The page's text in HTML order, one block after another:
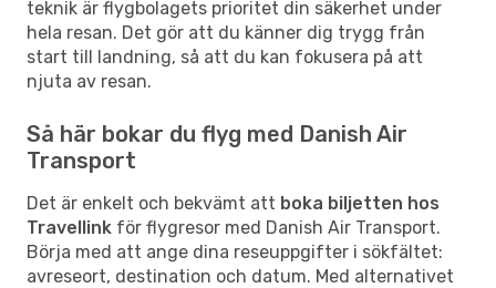
teknik är flygbolagets prioritet din säkerhet under
hela resan. Det gör att du känner dig trygg från
start till landning, så att du kan fokusera på att
njuta av resan.
Så här bokar du flyg med Danish Air
Transport
Det är enkelt och bekvämt att boka biljetten hos
Travellink för flygresor med Danish Air Transport.
Börja med att ange dina reseuppgifter i sökfältet:
avreseort, destination och datum. Med alternativet